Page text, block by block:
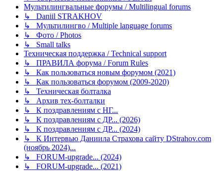
Мультилингвальные форумы / Multilingual forums
↳ Daniil STRAKHOV
↳ Мультилингво / Multiple language forums
↳ Фото / Photos
↳ Small talks
Техническая поддержка / Technical support
↳ ПРАВИЛА форума / Forum Rules
↳ Как пользоваться новым форумом (2021)
↳ Как пользоваться форумом (2009-2020)
↳ Техническая болталка
↳ Архив тех-болталки
↳ К поздравлениям с НГ...
↳ К поздравлениям с ДР... (2026)
↳ К поздравлениям с ДР... (2024)
↳ К Интервью Даниила Страхова сайту DStrahov.com
(ноябрь 2024)...
↳ FORUM-upgrade... (2024)
↳ FORUM-upgrade... (2021)